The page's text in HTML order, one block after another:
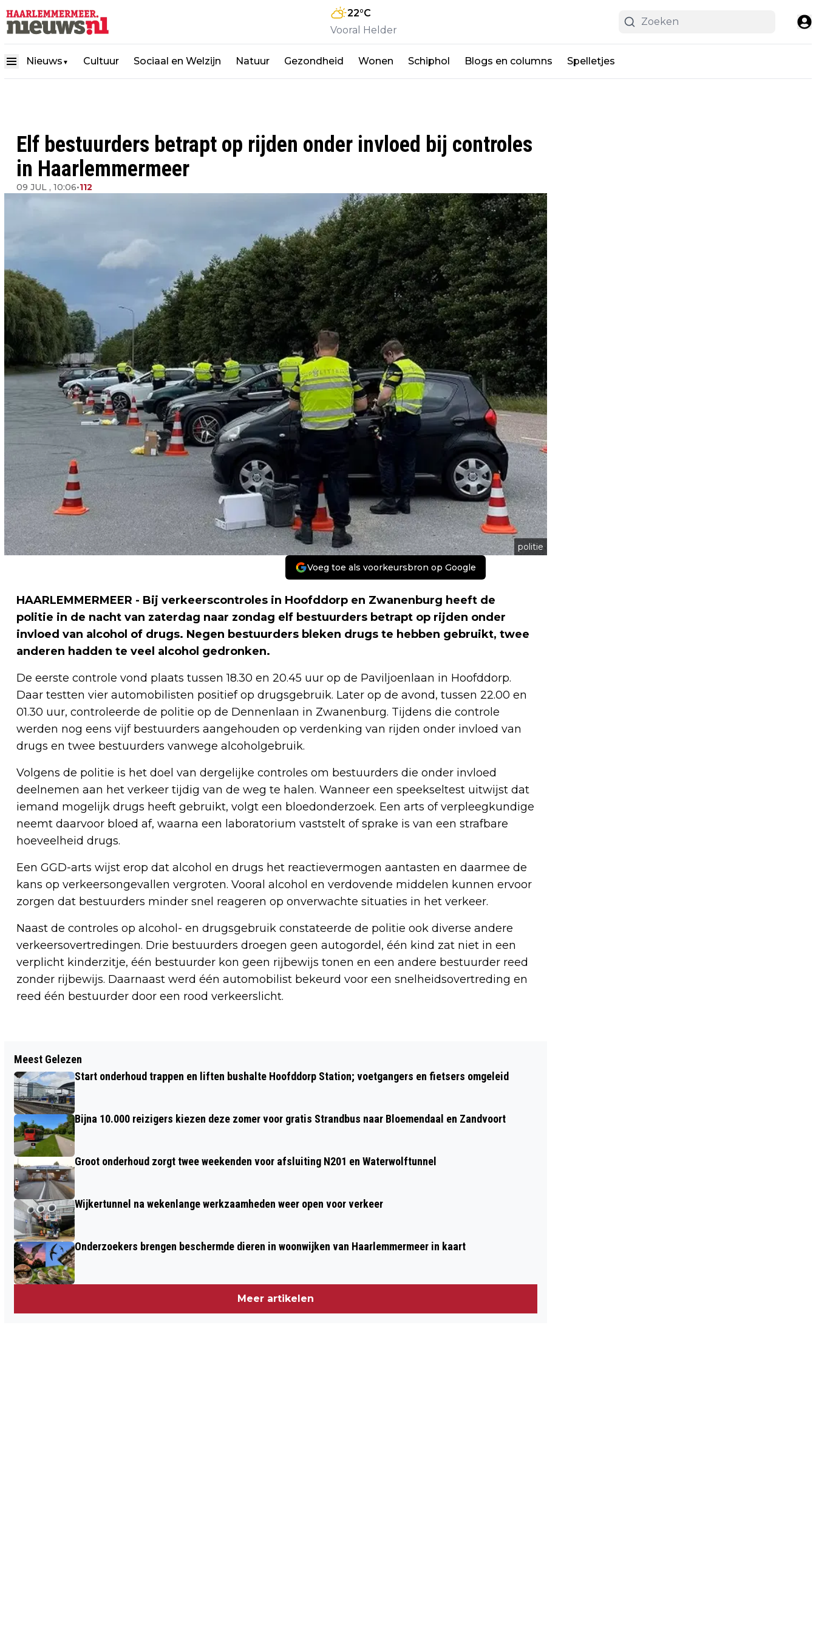
22°C
Vooral Helder
Nieuws ▼ Cultuur Sociaal en Welzijn Natuur Gezondheid Wonen Schiphol Blogs en columns Spelletjes
Elf bestuurders betrapt op rijden onder invloed bij controles
in Haarlemmermeer
09 JUL , 10:06•112
politie
Voeg toe als voorkeursbron op Google
HAARLEMMERMEER - Bij verkeerscontroles in Hoofddorp en Zwanenburg heeft de
politie in de nacht van zaterdag naar zondag elf bestuurders betrapt op rijden onder
invloed van alcohol of drugs. Negen bestuurders bleken drugs te hebben gebruikt, twee
anderen hadden te veel alcohol gedronken.
De eerste controle vond plaats tussen 18.30 en 20.45 uur op de Paviljoenlaan in Hoofddorp.
Daar testten vier automobilisten positief op drugsgebruik. Later op de avond, tussen 22.00 en
01.30 uur, controleerde de politie op de Dennenlaan in Zwanenburg. Tijdens die controle
werden nog eens vijf bestuurders aangehouden op verdenking van rijden onder invloed van
drugs en twee bestuurders vanwege alcoholgebruik.
Volgens de politie is het doel van dergelijke controles om bestuurders die onder invloed
deelnemen aan het verkeer tijdig van de weg te halen. Wanneer een speekseltest uitwijst dat
iemand mogelijk drugs heeft gebruikt, volgt een bloedonderzoek. Een arts of verpleegkundige
neemt daarvoor bloed af, waarna een laboratorium vaststelt of sprake is van een strafbare
hoeveelheid drugs.
Een GGD-arts wijst erop dat alcohol en drugs het reactievermogen aantasten en daarmee de
kans op verkeersongevallen vergroten. Vooral alcohol en verdovende middelen kunnen ervoor
zorgen dat bestuurders minder snel reageren op onverwachte situaties in het verkeer.
Naast de controles op alcohol- en drugsgebruik constateerde de politie ook diverse andere
verkeersovertredingen. Drie bestuurders droegen geen autogordel, één kind zat niet in een
verplicht kinderzitje, één bestuurder kon geen rijbewijs tonen en een andere bestuurder reed
zonder rijbewijs. Daarnaast werd één automobilist bekeurd voor een snelheidsovertreding en
reed één bestuurder door een rood verkeerslicht.
WIJKERTUNNEL (A9) VIER WEKEN DICHT
WEGENS VERVANGING
VENTILATIESYSTEEM
BIJ LOT OF HAPPINESS
Meest Gelezen
Start onderhoud trappen en liften bushalte Hoofddorp Station; voetgangers en fietsers omgeleid
Bijna 10.000 reizigers kiezen deze zomer voor gratis Strandbus naar Bloemendaal en Zandvoort
Groot onderhoud zorgt twee weekenden voor afsluiting N201 en Waterwolftunnel
Wijkertunnel na wekenlange werkzaamheden weer open voor verkeer
Onderzoekers brengen beschermde dieren in woonwijken van Haarlemmermeer in kaart
Meer artikelen